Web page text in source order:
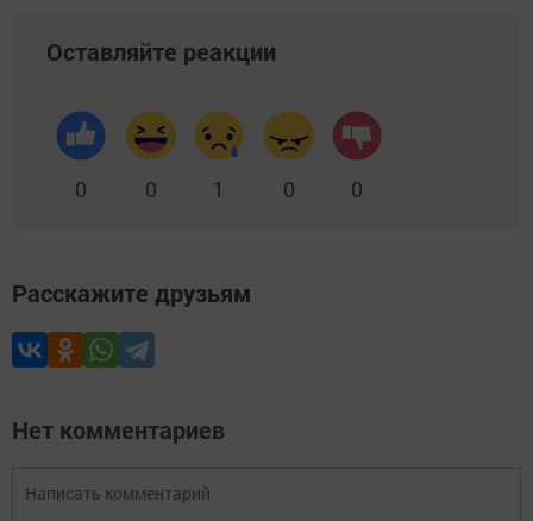
Оставляйте реакции
0 0 1 0 0
Расскажите друзьям
Нет комментариев